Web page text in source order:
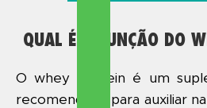
QUAL É A FUNÇÃO DO
O whey protein é um
recomendado para auxiliar